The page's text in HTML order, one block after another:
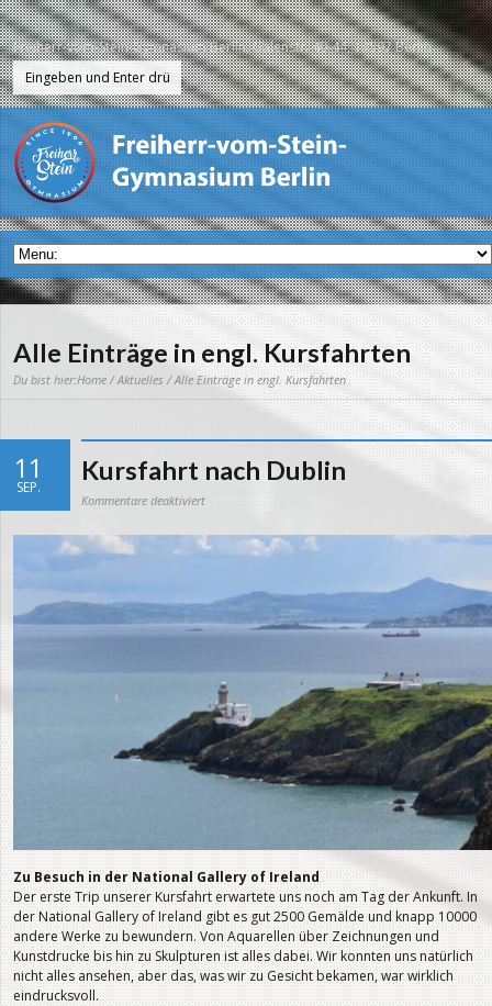
Freiherr-vom-Stein-Gymnasium Berlin, Galenstr. 40-44, 13597 Berlin
Alle Einträge in engl. Kursfahrten
Du bist hier:Home /Aktuelles / Alle Einträge in engl. Kursfahrten
11
SEP.
Kursfahrt nach Dublin
Kommentare deaktiviertfür
Dublin
Zu Besuch in der National Gallery of Ireland
Der erste Trip unserer Kursfahrt erwartete uns noch am Tag der Ankunft. In
der National Gallery of Ireland gibt es gut 2500 Gemälde und knapp 10000
andere Werke zu bewundern. Von Aquarellen über Zeichnungen und
Kunstdrucke bis hin zu Skulpturen ist alles dabei. Wir konnten uns natürlich
nicht alles ansehen, aber das, was wir zu Gesicht bekamen, war wirklich
eindrucksvoll.